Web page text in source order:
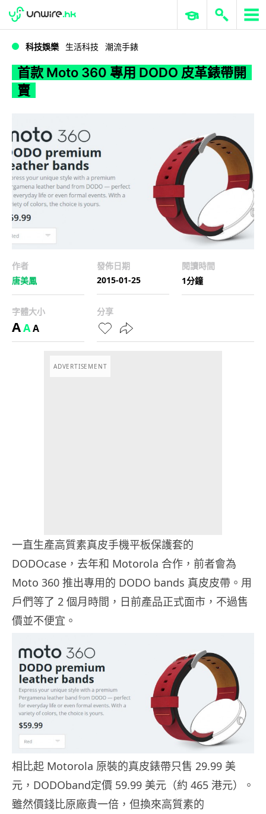
首款 Moto 360 專用 DODO 皮革錶帶開賣
WWDC 2026 ERP 與商業 AI
科技娛樂 生活科技 潮流手錶
首款 Moto 360 專用 DODO 皮革錶帶開
賣
作者
唐美鳳
發佈日期
2015-01-25
閱讀時間
1分鐘
字體大小
AAA
分享
ADVERTISEMENT
一直生產高質素真皮手機平板保護套的
DODOcase，去年和 Motorola 合作，前者會為
Moto 360 推出專用的 DODO bands 真皮皮帶。用
戶們等了 2 個月時間，日前產品正式面市，不過售
價並不便宜。
相比起 Motorola 原裝的真皮錶帶只售 29.99 美
元，DODOband定價 59.99 美元（約 465 港元）。
雖然價錢比原廠貴一倍，但換來高質素的